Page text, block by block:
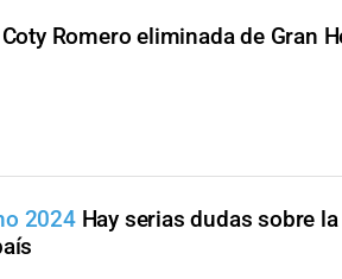
Coty Romero eliminada de Gran
2024 Hay serias dudas sobre